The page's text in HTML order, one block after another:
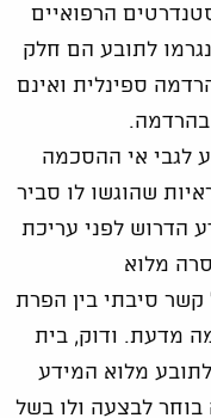
הרפואיים
לתובע הם חלק
ספינלית ואינם
בהרדמה.
לגבי אי ההסכמה
שהוגשו לו סביר
הדרוש לפני עריכת
מלוא
סיבתי בין הפרת
מדעת. ודוק, בית
מלוא המידע
לבצעה ולו בשל